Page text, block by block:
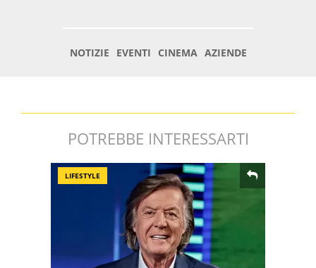
POTREBBE INTERESSARTI
LIFESTYLE